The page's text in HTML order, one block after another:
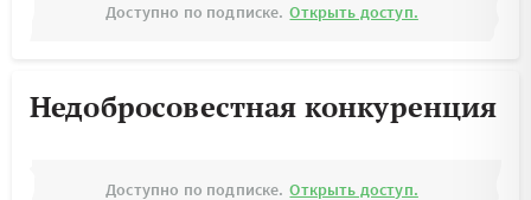
Доступно по подписке. Открыть доступ.
Недобросовестная конкуренция
Доступно по подписке. Открыть доступ.